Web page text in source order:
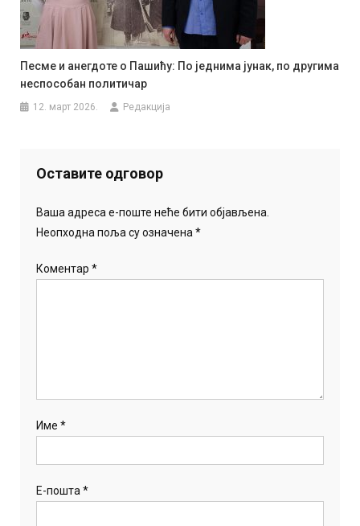
Песме и анегдоте о Пашићу: По једнима јунак, по другима
неспособан политичар
12. март 2026. Редакција
Оставите одговор
Ваша адреса е-поште неће бити објављена.
Неопходна поља су означена*
Коментар*
Име*
Е-пошта*